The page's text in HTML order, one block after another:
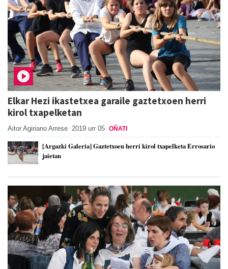
Elkar Hezi ikastetxea garaile gaztetxoen herri
kirol txapelketan
Aitor Agiriano Arrese 2019 urr 05 OÑATI
[Argazki Galeria] Gaztetxoen herri kirol txapelketa Errosario
jaietan